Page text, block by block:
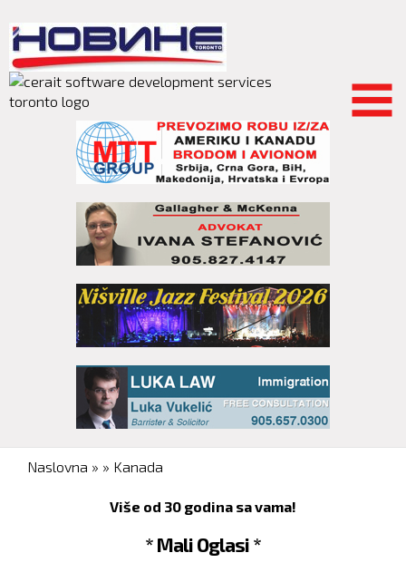
main
content
You are here
Naslovna » » Kanada
Više od 30 godina sa vama!
* Mali Oglasi *